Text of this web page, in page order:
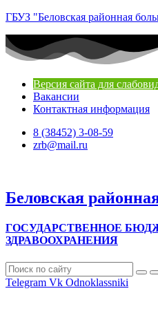
ГБУЗ "Беловская районная
Версия сайта для
Вакансии
Контактная информация
8 (38452) 3-08-59
zrb@mail.ru
Беловская
ГОСУДАРСТВЕННОЕ
ЗДРАВООХРАНЕНИЯ
Telegram Vk Odnoklassniki